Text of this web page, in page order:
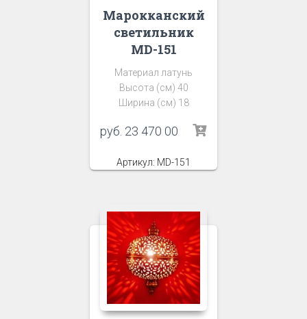
Марокканский
светильник
MD-151
Материал латунь
Высота (см) 40
Ширина (см) 18
руб. 23 470 00
Артикул: MD-151